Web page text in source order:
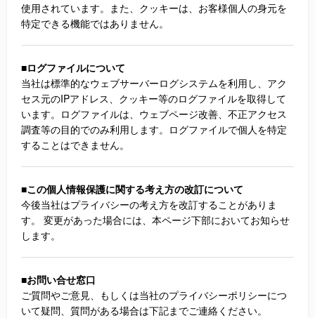
使用されています。また、クッキーは、お客様個人の身元を
特定できる機能ではありません。
■ログファイルについて
当社は標準的なウェブサーバーログシステムを利用し、アク
セス元のIPアドレス、クッキー等のログファイルを取得して
います。ログファイルは、ウェブページ改善、不正アクセス
調査等の目的でのみ利用します。ログファイルで個人を特定
することはできません。
■この個人情報保護に関する考え方の改訂について
今後当社はプライバシーの考え方を改訂することがありま
す。 変更があった場合には、本ページ下部においてお知らせ
します。
■お問い合せ窓口
ご質問やご意見、もしくは当社のプライバシーポリシーにつ
いて疑問、質問がある場合は下記までご連絡ください。